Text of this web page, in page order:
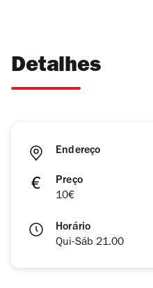
Detalhes
Endereço
Preço
10€
Horário
Qui-Sáb 21.00